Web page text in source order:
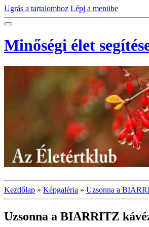
Ugrás a tartalomhoz Lépj a menübe
Minőségi élet
Kezdőlap » Képgaléria » Uzsonna a
Uzsonna a BIARRITZ